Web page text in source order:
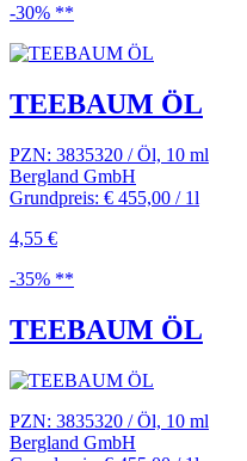
-30% **
TEEBAUM ÖL
PZN: 3835320 / Öl, 10 ml
Bergland GmbH
Grundpreis: € 455,00 / 1l
4,55 €
-35% **
TEEBAUM ÖL
PZN: 3835320 / Öl, 10 ml
Bergland GmbH